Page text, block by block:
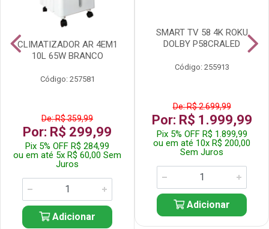
CLIMATIZADOR AR 4EM1
10L 65W BRANCO
Código: 257581
De: R$ 359,99
Por: R$ 299,99
Pix 5% OFF R$ 284,99
ou em até 5x R$ 60,00 Sem
Juros
Adicionar
SMART TV 58 4K ROKU
DOLBY P58CRALED
Código: 255913
De: R$ 2.699,99
Por: R$ 1.999,99
Pix 5% OFF R$ 1.899,99
ou em até 10x R$ 200,00
Sem Juros
Adicionar